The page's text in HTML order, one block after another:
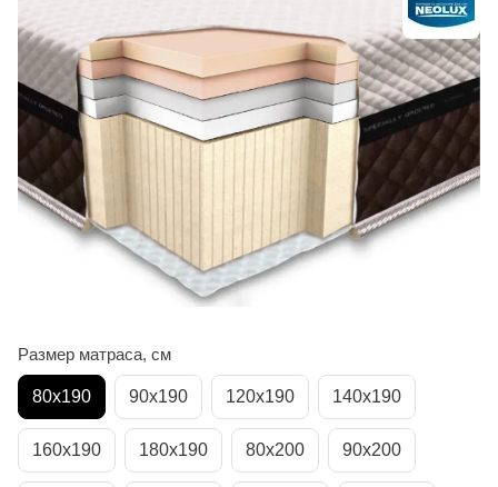
Размер матраса, см
80х190 90х190 120х190 140х190
160х190 180х190 80х200 90х200